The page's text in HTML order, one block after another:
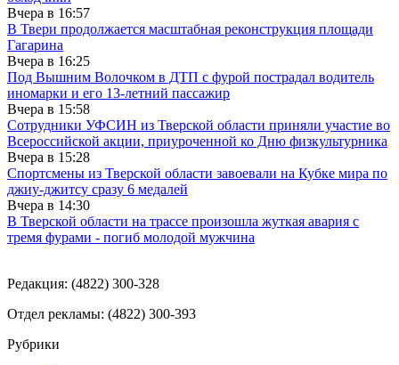
Вчера в 16:57
В Твери продолжается масштабная реконструкция площади
Гагарина
Вчера в 16:25
Под Вышним Волочком в ДТП с фурой пострадал водитель
иномарки и его 13-летний пассажир
Вчера в 15:58
Сотрудники УФСИН из Тверской области приняли участие во
Всероссийской акции, приуроченной ко Дню физкультурника
Вчера в 15:28
Спортсмены из Тверской области завоевали на Кубке мира по
джиу-джитсу сразу 6 медалей
Вчера в 14:30
В Тверской области на трассе произошла жуткая авария с
тремя фурами - погиб молодой мужчина
Редакция: (4822) 300-328
Отдел рекламы: (4822) 300-393
Рубрики